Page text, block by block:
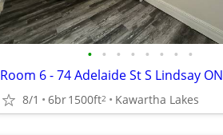
• • • • • • • •
Room 6 - 74 Adelaide St S Lindsay ON
8/1 6br1500ft2 Kawartha Lakes